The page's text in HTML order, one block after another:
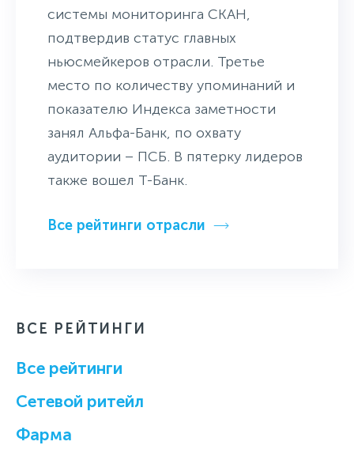
системы мониторинга СКАН,
подтвердив статус главных
ньюсмейкеров отрасли. Третье
место по количеству упоминаний и
показателю Индекса заметности
занял Альфа-Банк, по охвату
аудитории – ПСБ. В пятерку лидеров
также вошел Т-Банк.
Все рейтинги отрасли
ВСЕ РЕЙТИНГИ
Все рейтинги
Cетевой ритейл
Фарма